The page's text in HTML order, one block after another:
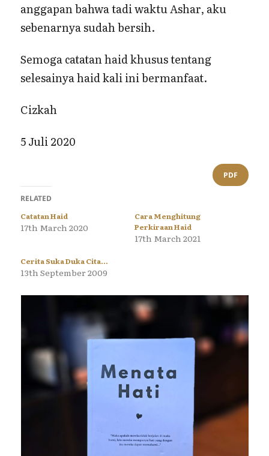
anggapan bahwa tadi waktu Ashar, aku
sebenarnya sudah bersih.
Semoga catatan haid khusus tentang
selesainya haid kali ini bermanfaat.
Cizkah
5 Juli 2020
PDF
RELATED
Catatan Haid
17th March 2020
Cara Menghitung
Perkiraan Haid
17th March 2021
Cerita Suka Duka Cita…
13th September 2009